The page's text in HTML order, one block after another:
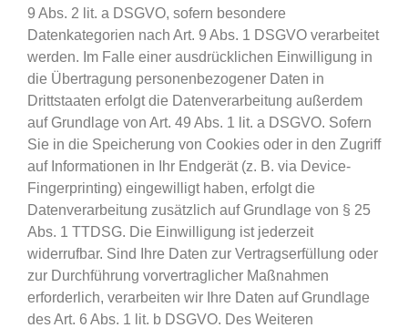
9 Abs. 2 lit. a DSGVO, sofern besondere
Datenkategorien nach Art. 9 Abs. 1 DSGVO verarbeitet
werden. Im Falle einer ausdrücklichen Einwilligung in
die Übertragung personenbezogener Daten in
Drittstaaten erfolgt die Datenverarbeitung außerdem
auf Grundlage von Art. 49 Abs. 1 lit. a DSGVO. Sofern
Sie in die Speicherung von Cookies oder in den Zugriff
auf Informationen in Ihr Endgerät (z. B. via Device-
Fingerprinting) eingewilligt haben, erfolgt die
Datenverarbeitung zusätzlich auf Grundlage von § 25
Abs. 1 TTDSG. Die Einwilligung ist jederzeit
widerrufbar. Sind Ihre Daten zur Vertragserfüllung oder
zur Durchführung vorvertraglicher Maßnahmen
erforderlich, verarbeiten wir Ihre Daten auf Grundlage
des Art. 6 Abs. 1 lit. b DSGVO. Des Weiteren